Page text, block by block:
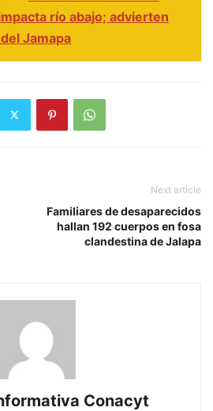
río abajo; advierten
Jamapa
Next article
Familiares de desaparecidos
hallan 192 cuerpos en fosa
clandestina de Jalapa
Conacyt